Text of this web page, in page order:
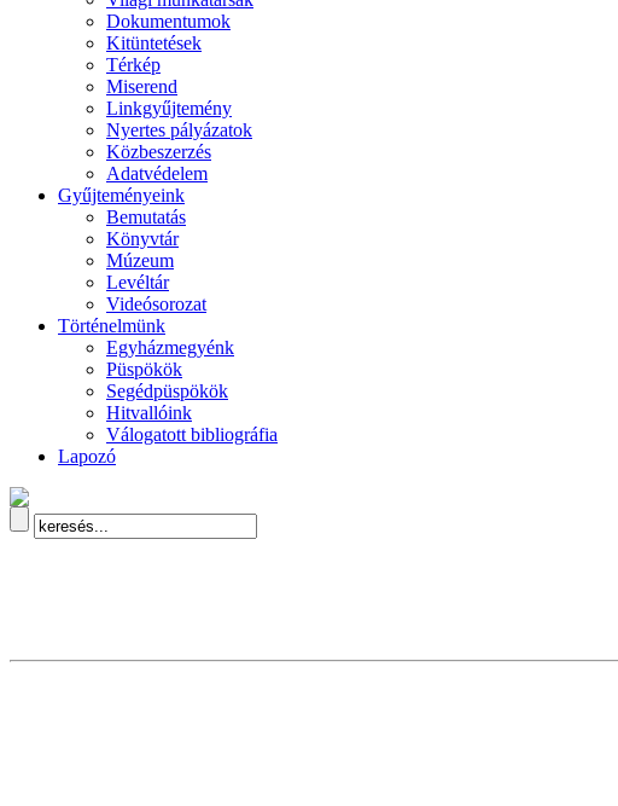
Dokumentumok
Kitüntetések
Térkép
Miserend
Linkgyűjtemény
Nyertes pályázatok
Közbeszerzés
Adatvédelem
Gyűjteményeink
Bemutatás
Könyvtár
Múzeum
Levéltár
Videósorozat
Történelmünk
Egyházmegyénk
Püspökök
Segédpüspökök
Hitvallóink
Válogatott bibliográfia
Lapozó